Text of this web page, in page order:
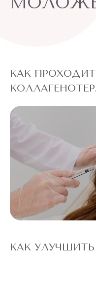
множество эффективных
вернуть коже тонус.
профессиональные
каждый существующий
вернуть вашей коже
этому – примеры наших
После!
КАК ПРОХОДИТ
КАК